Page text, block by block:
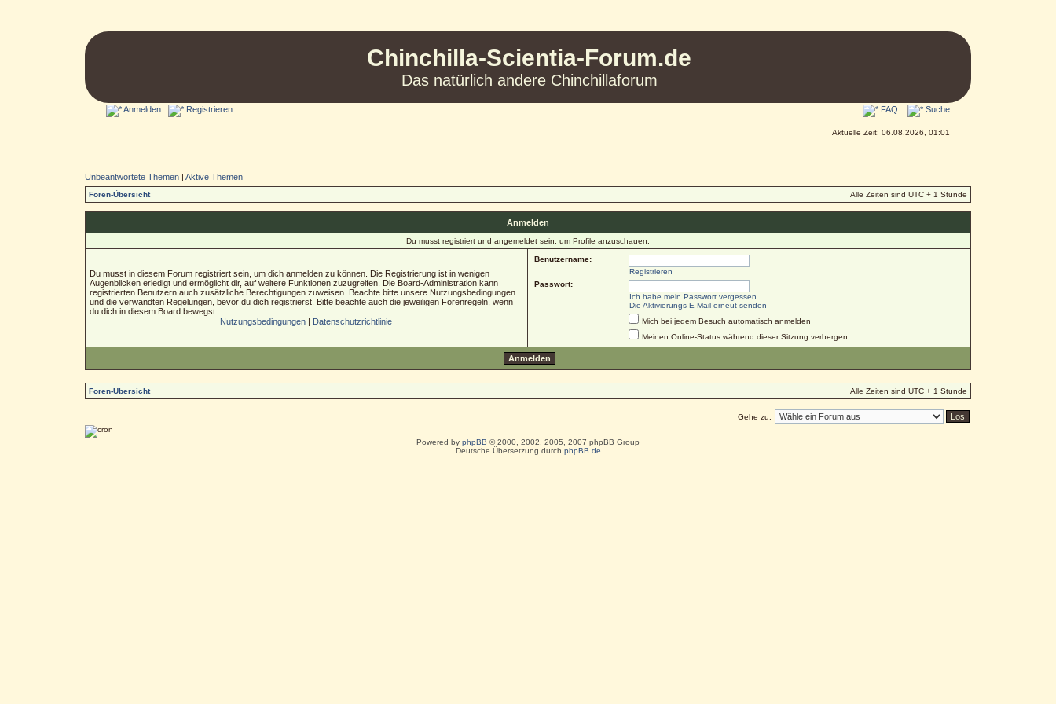
Chinchilla-Scientia-Forum.de
Das natürlich andere Chinchillaforum
Anmelden Registrieren FAQ Suche
Aktuelle Zeit: 06.08.2026, 01:01
Unbeantwortete Themen| Aktive Themen
Foren-Übersicht Alle Zeiten sind UTC + 1 Stunde
Anmelden
Du musst registriert und angemeldet sein, um Profile anzuschauen.
Du musst in diesem Forum registriert sein, um dich anmelden zu können. Die Registrierung ist in wenigen
Augenblicken erledigt und ermöglicht dir, auf weitere Funktionen zuzugreifen. Die Board-Administration kann
registrierten Benutzern auch zusätzliche Berechtigungen zuweisen. Beachte bitte unsere Nutzungsbedingungen
und die verwandten Regelungen, bevor du dich registrierst. Bitte beachte auch die jeweiligen Forenregeln, wenn
du dich in diesem Board bewegst.
Nutzungsbedingungen | Datenschutzrichtlinie
Benutzername:
Registrieren
Passwort:
Ich habe mein Passwort vergessen
Die Aktivierungs-E-Mail erneut senden
Mich bei jedem Besuch automatisch anmelden
Meinen Online-Status während dieser Sitzung verbergen
Foren-Übersicht Alle Zeiten sind UTC + 1 Stunde
Gehe zu:
Powered by phpBB © 2000, 2002, 2005, 2007 phpBB Group
Deutsche Übersetzung durch phpBB.de